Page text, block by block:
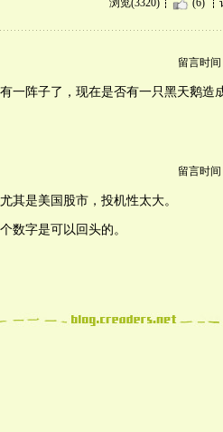
浏览(3320) (6)
留言时间
一阵子了，现在是否有一只黑天鹅造
留言时间
其是美国股市，投机性太大。
数字是可以回头的。